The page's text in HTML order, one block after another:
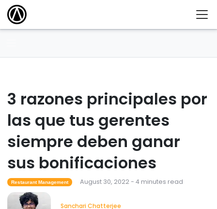
3 razones principales por
las que tus gerentes
siempre deben ganar
sus bonificaciones
Restaurant Management August 30, 2022 - 4 minutes read
Sanchari Chatterjee